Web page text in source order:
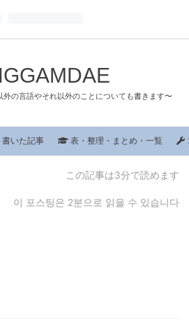
の言語やそれ以外のことについても書きます〜
書いた記事 表・整理・まとめ・一覧
この記事は3分で読めます
이 포스팅은 2분으로 읽을 수 있습니다